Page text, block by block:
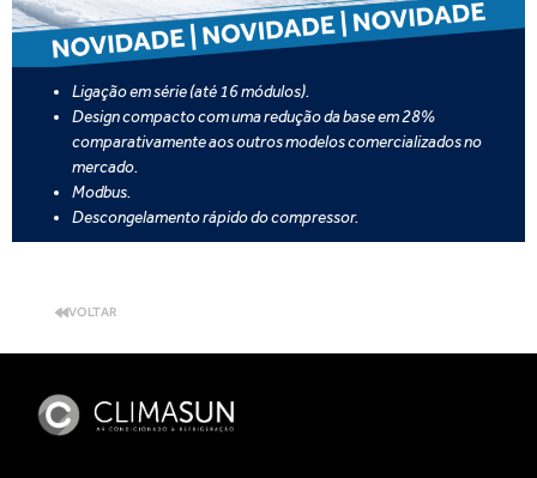
Ligação em série (até 16 módulos).
Design compacto com uma redução da base em 28%
comparativamente aos outros modelos comercializados no
mercado.
Modbus.
Descongelamento rápido do compressor.
VOLTAR